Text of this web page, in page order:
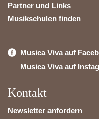
Partner und Links
Musikschulen finden
Musica Viva auf
Musica Viva auf
Kontakt
Newsletter anfordern